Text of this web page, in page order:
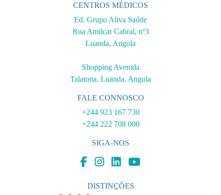
CENTROS MÉDICOS
Ed. Grupo Aliva Saúde
Rua Amilcar Cabral, nº3
Luanda, Angola
Shopping Avenida
Talatona, Luanda, Angola
FALE CONNOSCO
+244 923 167 730
+244 222 708 000
SIGA-NOS
DISTINÇÕES